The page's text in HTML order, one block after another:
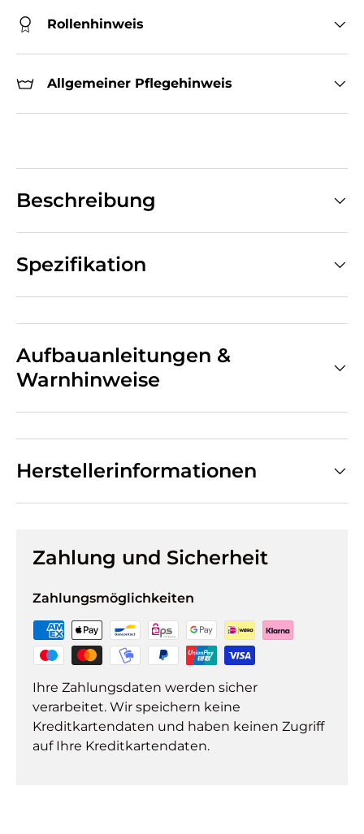
Rollenhinweis
Allgemeiner Pflegehinweis
Beschreibung
Spezifikation
Aufbauanleitungen &
Warnhinweise
Herstellerinformationen
Zahlung und Sicherheit
Zahlungsmöglichkeiten
Ihre Zahlungsdaten werden sicher
verarbeitet. Wir speichern keine
Kreditkartendaten und haben keinen Zugriff
auf Ihre Kreditkartendaten.